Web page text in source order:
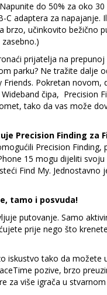
do 50% za oko
C adaptera za napajanje.
brzo, učinkovito bežično
prijatelja na prepunoj
parku? Ne tražite dalje
Friends. Pokretan novom,
čipa, Precision
tako da vas može
Precision Finding za
Precision Finding,
15 mogu dijeliti svoju
Find My. Jednostavno
tamo i posvuda!
putovanje. Samo
prije nego što
iskustvo tako da možete
pozive, brzo
za više igrača u